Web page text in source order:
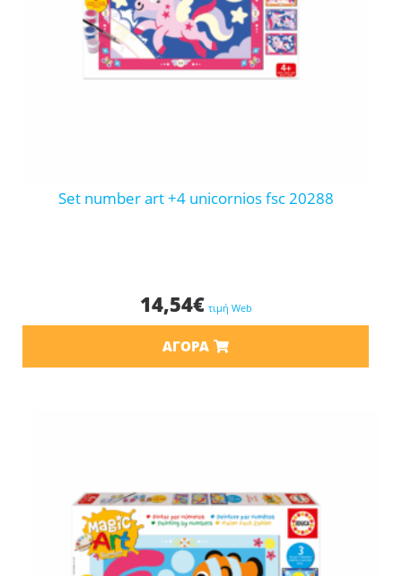
set number art +4 unicornios fsc 20288
14,54€ τιμή Web
ΑΓΟΡΆ